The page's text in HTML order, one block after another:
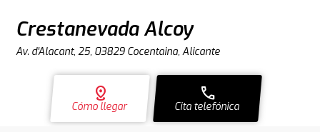
Crestanevada Alcoy
Av. d'Alacant, 25, 03829 Cocentaina, Alicante
distance
Cómo llegar
call
Cita telefónica